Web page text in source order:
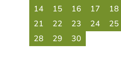
14
15 16 17 18
21
22 23 24 25
28
29 30